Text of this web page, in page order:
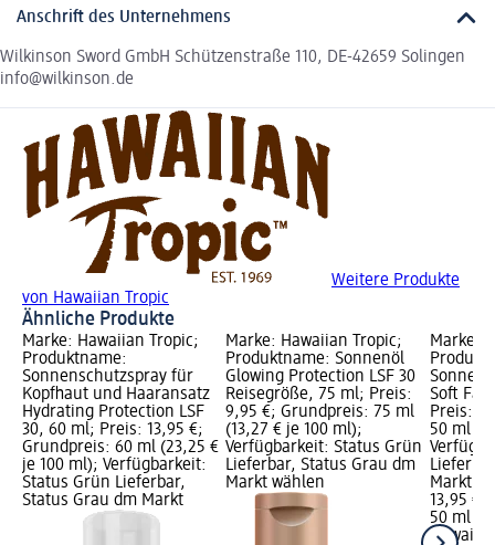
Anschrift des Unternehmens
Wilkinson Sword GmbH Schützenstraße 110, DE-42659 Solingen
info@wilkinson.de
Weitere Produkte
von Hawaiian Tropic
Ähnliche Produkte
Marke: Hawaiian Tropic;
Produktname:
Sonnenschutzspray für
Kopfhaut und Haaransatz
Hydrating Protection LSF
30, 60 ml; Preis: 13,95 €;
Grundpreis: 60 ml (23,25 €
je 100 ml); Verfügbarkeit:
Status Grün Lieferbar,
Status Grau dm Markt
Marke: Hawaiian Tropic;
Produktname: Sonnenöl
Glowing Protection LSF 30
Reisegröße, 75 ml; Preis:
9,95 €; Grundpreis: 75 ml
(13,27 € je 100 ml);
Verfügbarkeit: Status Grün
Lieferbar, Status Grau dm
Markt wählen
Marke:
Soft
Preis:
50 ml
Markt
13,95 €
50 ml